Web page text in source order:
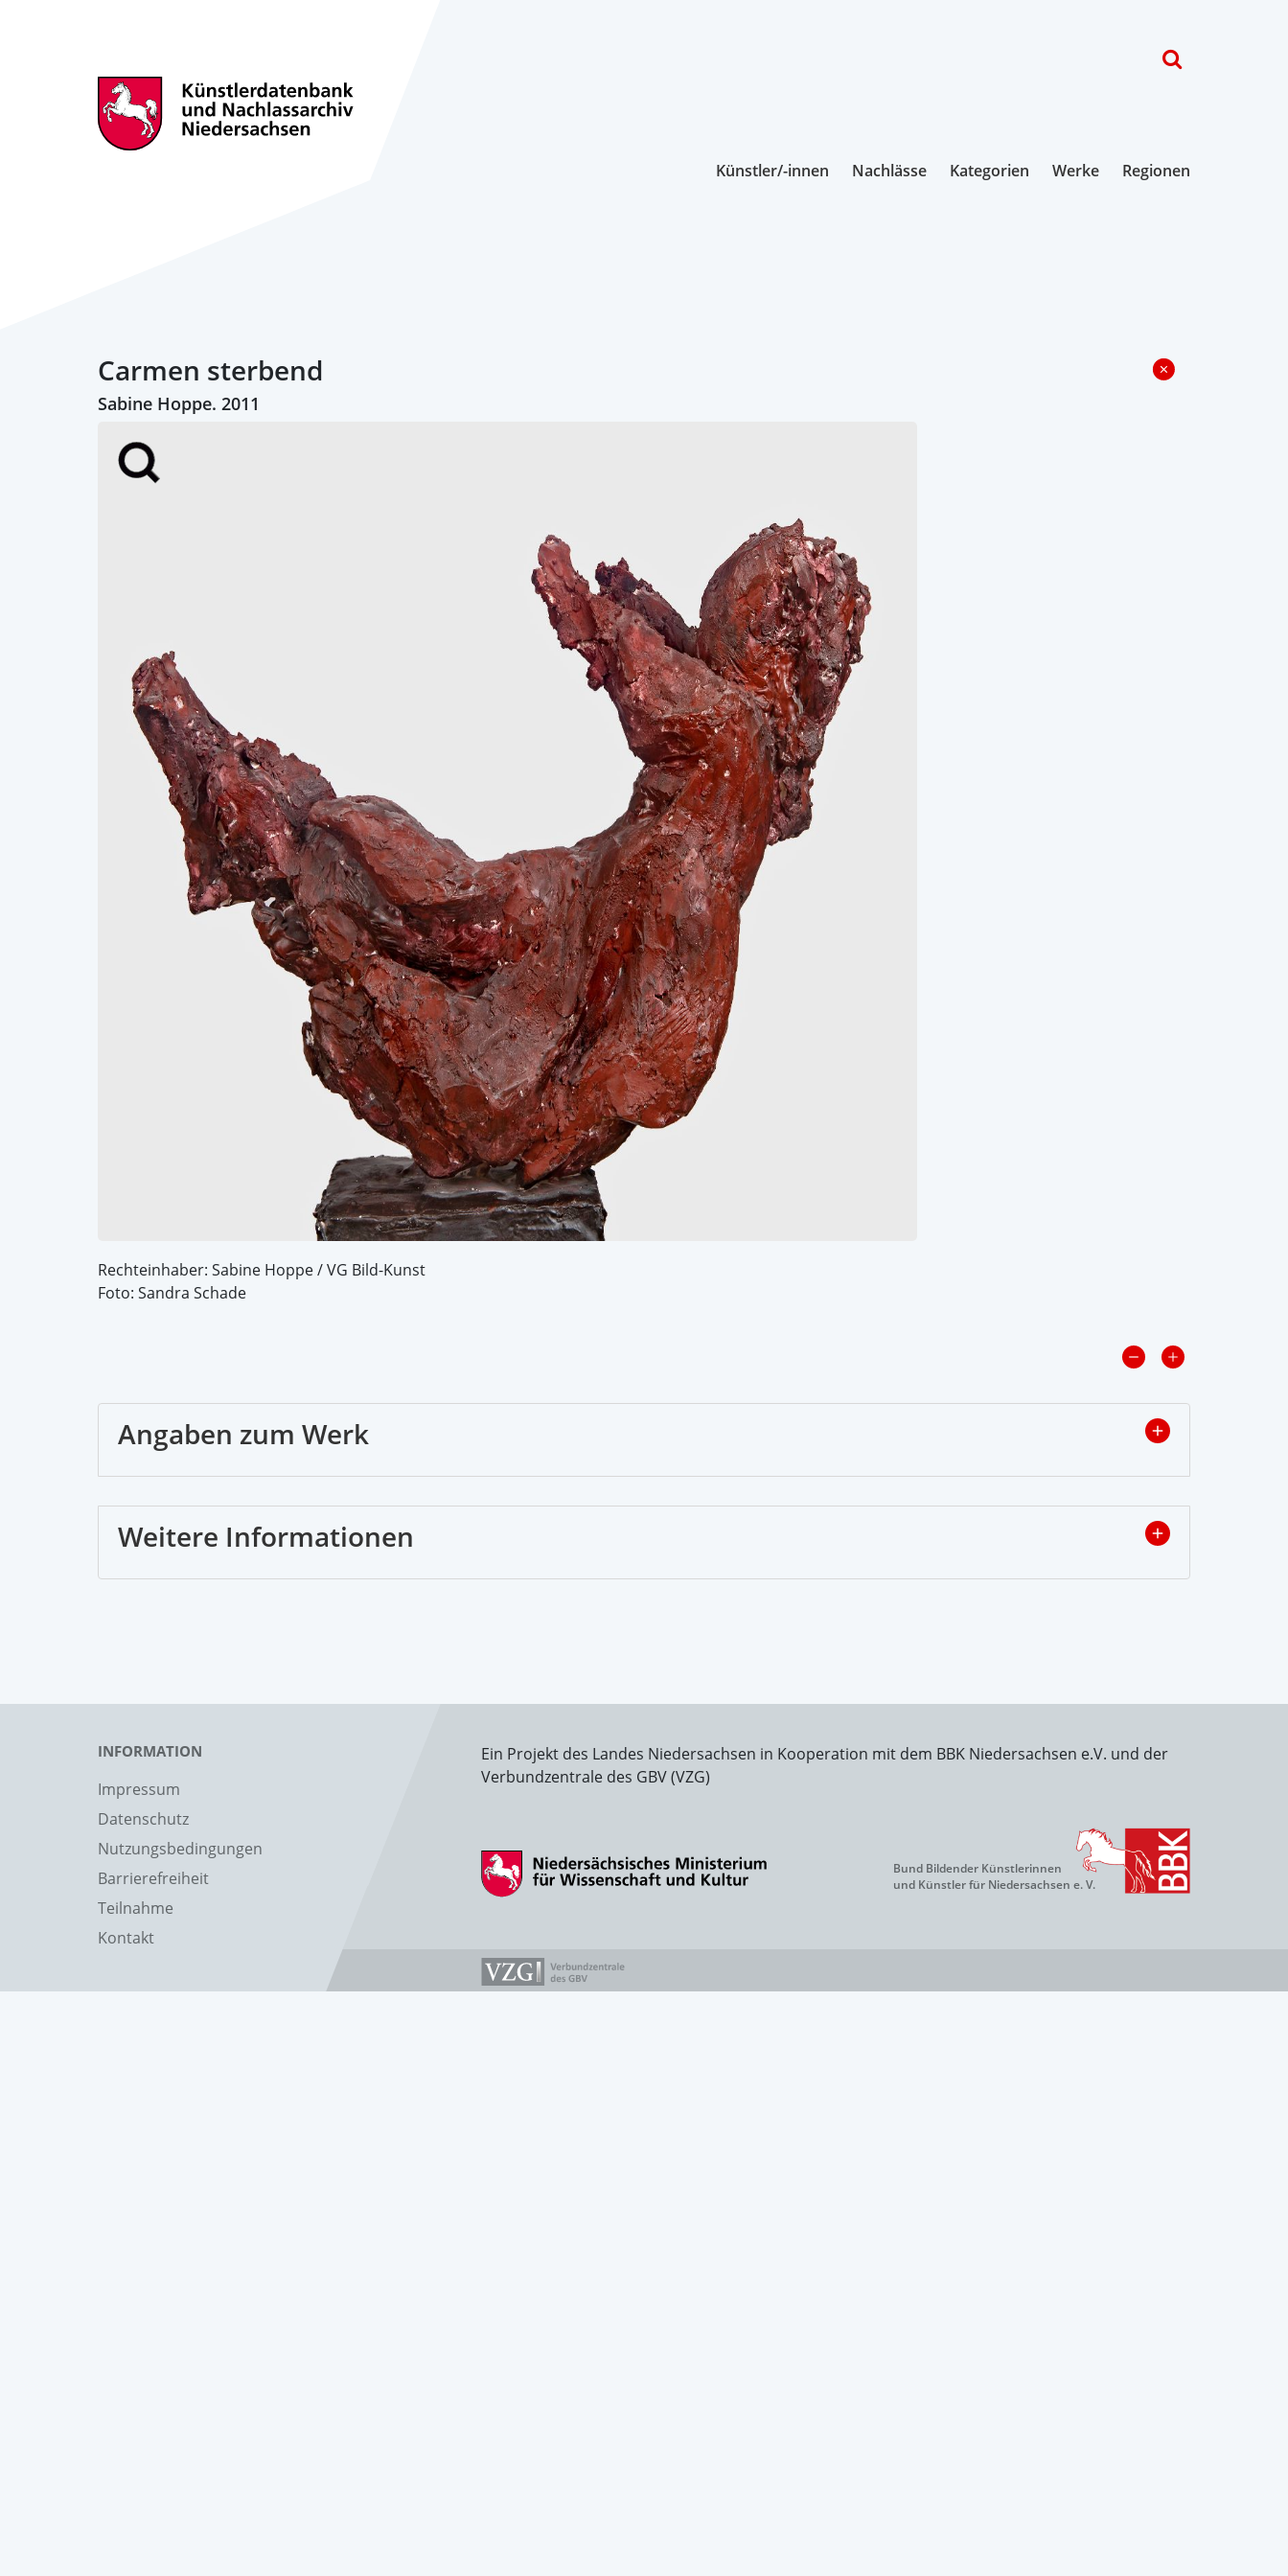
Künstler/-innen Nachlässe Kategorien Werke Regionen
Carmen sterbend
Sabine Hoppe. 2011
Rechteinhaber: Sabine Hoppe / VG Bild-Kunst
Foto: Sandra Schade
Angaben zum Werk
Weitere Informationen
INFORMATION
Impressum
Datenschutz
Nutzungsbedingungen
Barrierefreiheit
Teilnahme
Kontakt
Ein Projekt des Landes Niedersachsen in Kooperation mit dem BBK Niedersachsen e.V. und der
Verbundzentrale des GBV (VZG)
Bund Bildender Künstlerinnen
und Künstler für Niedersachsen e. V.